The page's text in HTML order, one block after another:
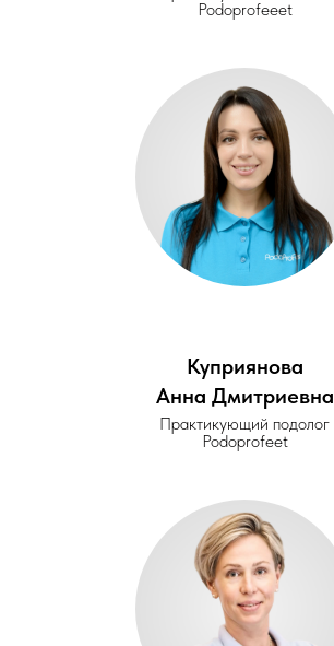
Podoprofeeet
Куприянова
Анна Дмитриевна
Практикующий подолог
Podoprofeet